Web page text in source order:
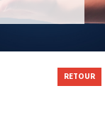
RETOUR